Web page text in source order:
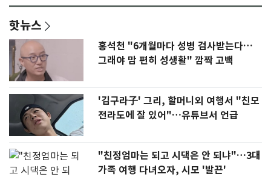
핫뉴스
홍석천 "6개월마다 성병 검사받는다…
그래야 맘 편히 성생활" 깜짝 고백
'김구라子' 그리, 할머니외 여행서 "친모
전라도에 잘 있어"…유튜브서 언급
"친정엄마는 되고 시댁은 안 되냐"…3대
가족 여행 다녀오자, 시모 '발끈'